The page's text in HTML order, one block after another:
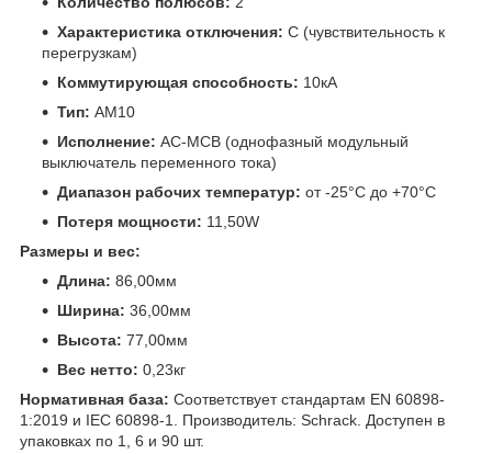
Характеристика отключения: C (чувствительность к
перегрузкам)
Коммутирующая способность: 10кА
Тип: AM10
Исполнение: AC-MCB (однофазный модульный
выключатель переменного тока)
Диапазон рабочих температур: от -25°C до +70°C
Потеря мощности: 11,50W
Размеры и вес:
Длина: 86,00мм
Ширина: 36,00мм
Высота: 77,00мм
Вес нетто: 0,23кг
Нормативная база: Соответствует стандартам EN 60898-
1:2019 и IEC 60898-1. Производитель: Schrack. Доступен в
упаковках по 1, 6 и 90 шт.